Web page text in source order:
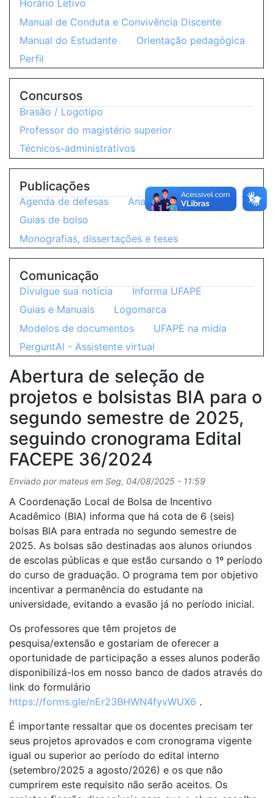
Abertura de seleção de
projetos e bolsistas BIA para o
segundo semestre de 2025,
seguindo cronograma Edital
FACEPE 36/2024
Enviado pormateus em Seg, 04/08/2025 - 11:59
A Coordenação Local de Bolsa de Incentivo
Acadêmico (BIA) informa que há cota de 6 (seis)
bolsas BIA para entrada no segundo semestre de
2025. As bolsas são destinadas aos alunos oriundos
de escolas públicas e que estão cursando o 1º período
do curso de graduação. O programa tem por objetivo
incentivar a permanência do estudante na
universidade, evitando a evasão já no período inicial.
Os professores que têm projetos de
pesquisa/extensão e gostariam de oferecer a
oportunidade de participação a esses alunos poderão
disponibilizá-los em nosso banco de dados através do
link do formulário
https://forms.gle/nEr23BHWN4fyvWUX6 .
É importante ressaltar que os docentes precisam ter
seus projetos aprovados e com cronograma vigente
igual ou superior ao período do edital interno
(setembro/2025 a agosto/2026) e os que não
cumprirem este requisito não serão aceitos. Os
Horário Letivo
Manual de Conduta e Convivência Discente
Manual do Estudante
Orientação pedagógica
Perfil
Concursos
Brasão / Logotipo
Professor do magistério superior
Técnicos-administrativos
Publicações
Agenda de defesas
Anais de Eventos
Guias de bolso
Monografias, dissertações e teses
Comunicação
Divulgue sua notícia
Informa UFAPE
Guias e Manuais
Logomarca
Modelos de documentos
UFAPE na mídia
PerguntAI - Assistente virtual